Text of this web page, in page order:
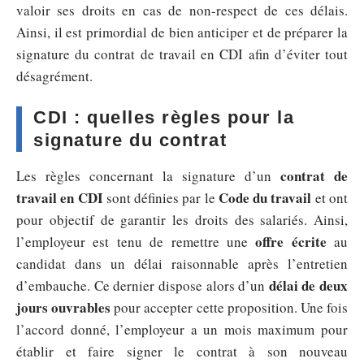
valoir ses droits en cas de non-respect de ces délais.
Ainsi, il est primordial de bien anticiper et de préparer la
signature du contrat de travail en CDI afin d’éviter tout
désagrément.
CDI : quelles règles pour la
signature du contrat
Les règles concernant la signature d’un contrat de
travail en CDIsont définies par le Code du travail et ont
pour objectif de garantir les droits des salariés. Ainsi,
l’employeur est tenu de remettre uneoffre écrite au
candidat dans un délai raisonnable après l’entretien
d’embauche. Ce dernier dispose alors d’un délai de deux
jours ouvrables pour accepter cette proposition. Une fois
l’accord donné, l’employeur a un mois maximum pour
établir et faire signer le contrat à son nouveau